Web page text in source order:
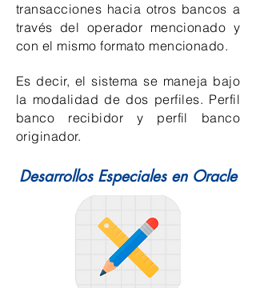
transacciones hacia otros bancos a
través del operador mencionado y
con el mismo formato mencionado.
Es decir, el sistema se maneja bajo
la modalidad de dos perfiles. Perfil
banco recibidor y perfil banco
originador.
Desarrollos Especiales en Oracle